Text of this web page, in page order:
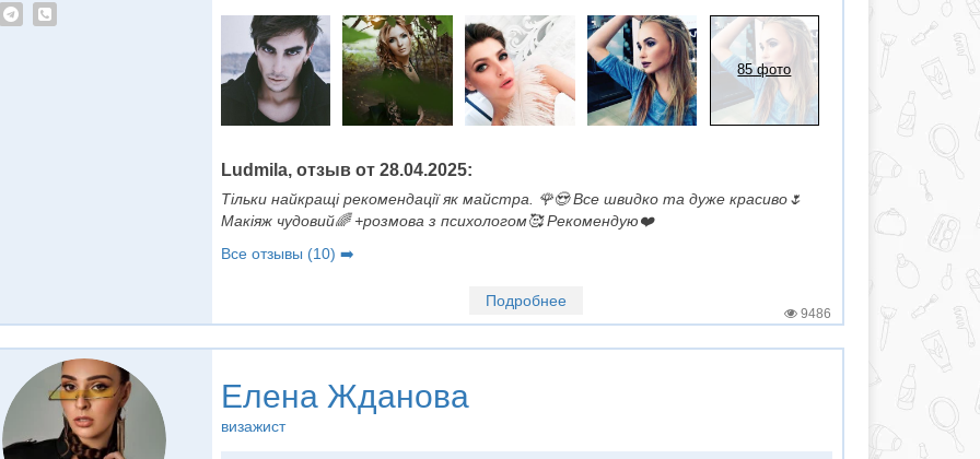
85 фото
Ludmila, отзыв от 28.04.2025:
Тільки найкращі рекомендації як майстра. 🌹😍 Все швидко та дуже красиво🌷
Макіяж чудовий🌈 +розмова з психологом🥰 Рекомендую❤️
Все отзывы (10) ➡️
Подробнее
9486
Елена Жданова
визажист